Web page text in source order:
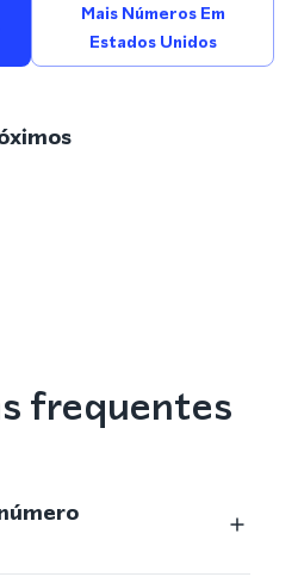
Mais Números Em
Estados Unidos
frequentes